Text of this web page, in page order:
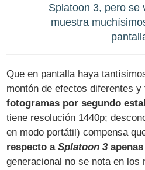
Splatoon 3, pero se
muestra
Que en pantalla haya
montón de efectos diferentes
fotogramas por segundo
tiene resolución 1440p;
en modo portátil) compensa
respecto aSplatoon 3apenas
generacional no se nota en los